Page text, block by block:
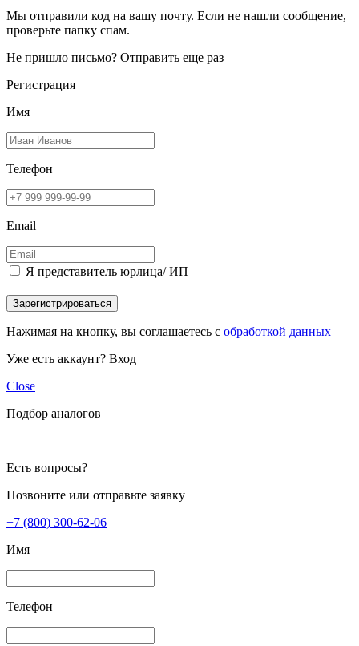
Мы отправили код на вашу почту. Если не нашли сообщение,
проверьте папку спам.
Не пришло письмо? Отправить еще раз
Регистрация
Имя
Телефон
Email
Я представитель юрлица/ ИП
Зарегистрироваться
Нажимая на кнопку, вы соглашаетесь с обработкой данных
Уже есть аккаунт? Вход
Close
Подбор аналогов
Есть вопросы?
Позвоните или отправьте заявку
+7 (800) 300-62-06
Имя
Телефон